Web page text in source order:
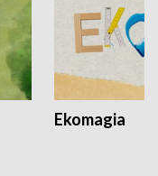
Ekomagia